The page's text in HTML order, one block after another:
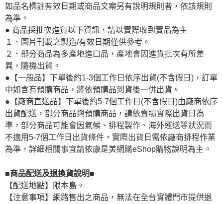
如品名標註有效日期或商品文案另有說明規則者，依該規則
為準。
● 商品採批次進貨以下資訊，請以實際收到實品為主
１．圖片刊載之製造/有效日期僅供參考。
２．部分商品為多產地進口品，產地會因進貨批次有所差
異，隨機出貨。
●【一般品】下單後約1-3個工作日依序出貨(不含假日)，訂單
中如含有預購商品，將依預購品到貨後一併出貨。
●【廠商直送品】下單後約5-7個工作日(不含假日)由廠商依序
出貨配送，部分商品與預購商品，請依賣場實際出貨日為
準，部分商品可能會因氣候、排程製作、海外運送等狀況而
不適用5-7個工作日出貨條件，實際出貨日需依廠商排程作業
為準，詳細相關事宜請依康是美網購eShop購物說明為主。
■商品配送及退換貨說明■
【配送地點】限本島。
【注意事項】網路售出之商品，無法在全台實體門市提供退